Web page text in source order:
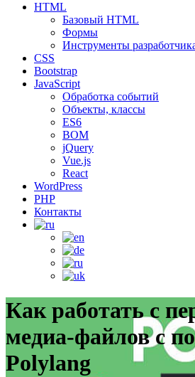
HTML
Базовый HTML
Формы
Инструменты
CSS
Bootstrap
JavaScript
Обработка событий
Объекты, классы
ES6
BOM
jQuery
Vue.js
React
WordPress
PHP
Контакты
Как работать с
медиа-файлов с
Polylang